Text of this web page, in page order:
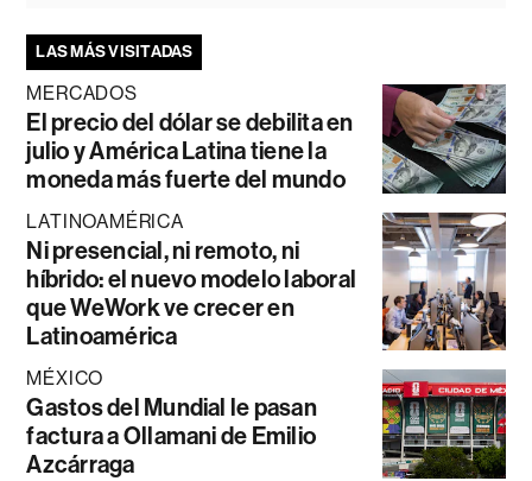
LAS MÁS VISITADAS
MERCADOS
El precio del dólar se debilita en
julio y América Latina tiene la
moneda más fuerte del mundo
LATINOAMÉRICA
Ni presencial, ni remoto, ni
híbrido: el nuevo modelo laboral
que WeWork ve crecer en
Latinoamérica
MÉXICO
Gastos del Mundial le pasan
factura a Ollamani de Emilio
Azcárraga